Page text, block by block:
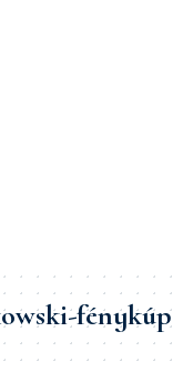
fénykúp